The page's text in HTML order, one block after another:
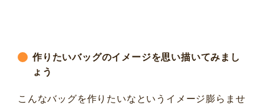
作りたいバッグのイメージを思い描いてみまし
ょう
こんなバッグを作りたいなというイメージ膨らませ